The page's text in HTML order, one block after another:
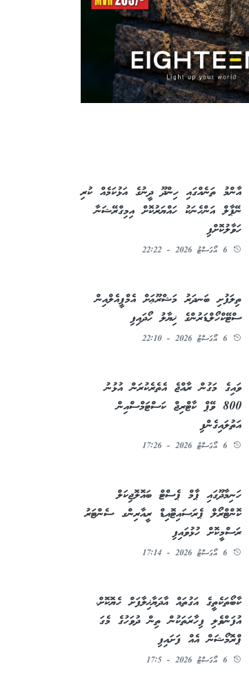
އާންމު ތަނެއްގައި ހިންދޫ ދީނުގެ އަޅުކަމެއް ކުރި
ނޭޕާލް އަންހެނަކު ހައްޔަރުކޮށް އިމިގްރޭޝަނާ
ހަވާލުކޮށްފި
6 އޯގަސްޓު 2026 - 22:22
ތިލަފުށި ބަނދަރު މަޝްރޫޢަށް އެމްޕީއެލްއިން
ސްޓޭކްހޯލްޑަރުންގެ ޚިޔާލު ހޯދައިފި
6 އޯގަސްޓު 2026 - 22:10
ވައިގެ މަގުން ރާއްޖެ އެތެރެކުރަން އުޅުނު
800 ވޭޕް ކާޓްރިޖް ކަސްޓަމްސްއިން
އަތުލައިގެންފި
6 އޯގަސްޓު 2026 - 17:26
ހަނިމާދޫގައި ޕާމް ޕެސްޓް ބައޮލޮޖިކަލް
ކޮންޓްރޯލް ޕެރަސައިޓޮއިޑް ރީއާރިންގ ސެންޓަރު
ރަސްމީކޮށް ހުޅުވައިފި
6 އޯގަސްޓު 2026 - 17:14
ކާބޯތަކެތީގެ އަގުތައް އާދަޔާޚިލާފަށް ހެޔޮކޮށް،
އުފަންވެލި ފިހާރަތަކުން ތިން ދުވަހުގެ މެގަ
ޕްރޮމޯޝަން އެއް ފަށައިފި
6 އޯގަސްޓު 2026 - 17:5